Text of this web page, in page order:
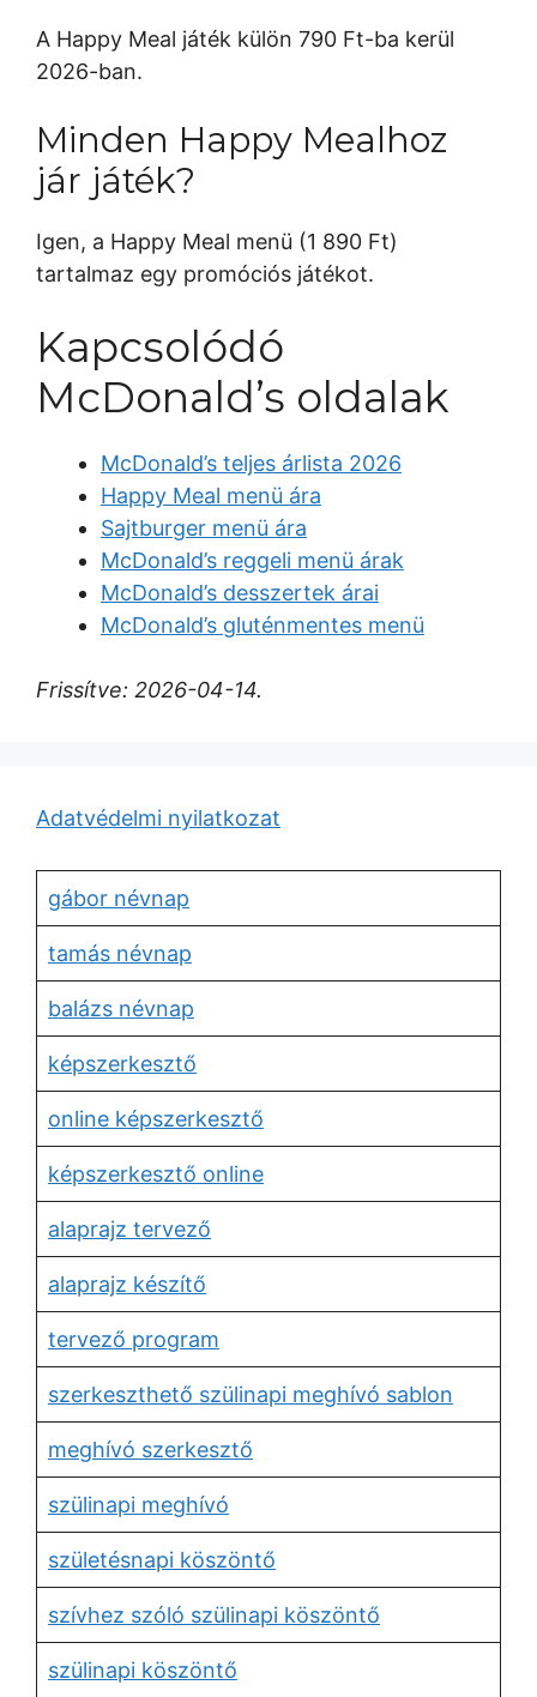
A Happy Meal játék külön 790 Ft-ba kerül
2026-ban.
Minden Happy Mealhoz
jár játék?
Igen, a Happy Meal menü (1 890 Ft)
tartalmaz egy promóciós játékot.
Kapcsolódó
McDonald’s oldalak
McDonald’s teljes árlista 2026
Happy Meal menü ára
Sajtburger menü ára
McDonald’s reggeli menü árak
McDonald’s desszertek árai
McDonald’s gluténmentes menü
Frissítve: 2026-04-14.
Adatvédelmi nyilatkozat
gábor névnap
tamás névnap
balázs névnap
képszerkesztő
online képszerkesztő
képszerkesztő online
alaprajz tervező
alaprajz készítő
tervező program
szerkeszthető szülinapi meghívó sablon
meghívó szerkesztő
szülinapi meghívó
születésnapi köszöntő
szívhez szóló szülinapi köszöntő
szülinapi köszöntő